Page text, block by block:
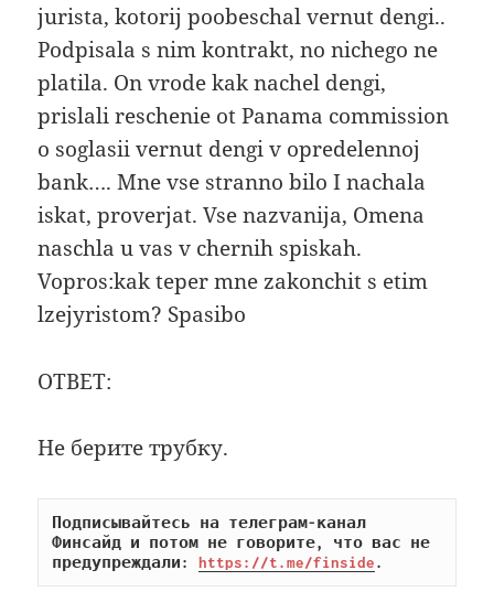
jurista, kotorij poobeschal vernut dengi..
Podpisala s nim kontrakt, no nichego ne
platila. On vrode kak nachel dengi,
prislali reschenie ot Panama commission
o soglasii vernut dengi v opredelennoj
bank…. Mne vse stranno bilo I nachala
iskat, proverjat. Vse nazvanija, Omena
naschla u vas v chernih spiskah.
Vopros:kak teper mne zakonchit s etim
lzejyristom? Spasibo
ОТВЕТ:
Не берите трубку.
Подписывайтесь на телеграм-канал
Финсайд и потом не говорите, что вас не
предупреждали: https://t.me/finside.